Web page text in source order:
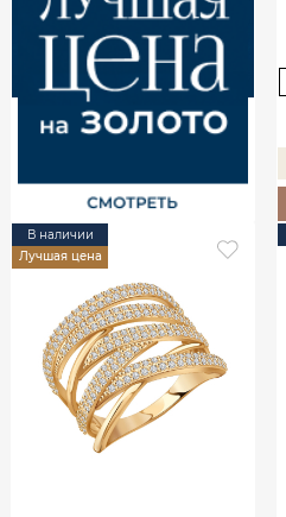
В наличии
Лучшая цена